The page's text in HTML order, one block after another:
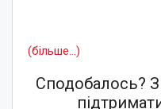
(більше…)
Сподобалось?